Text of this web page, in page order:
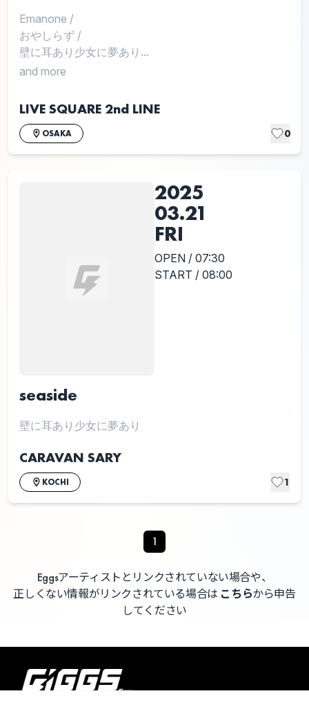
Emanone /
おやしらず /
壁に耳あり少女に夢あり...
and more
LIVE SQUARE 2nd LINE
OSAKA 0
2025
03.21
FRI
OPEN / 07:30
START / 08:00
seaside
壁に耳あり少女に夢あり
CARAVAN SARY
KOCHI 1
1
Eggsアーティストとリンクされていない場合や、
正しくない情報がリンクされている場合は こちらから申告
してください